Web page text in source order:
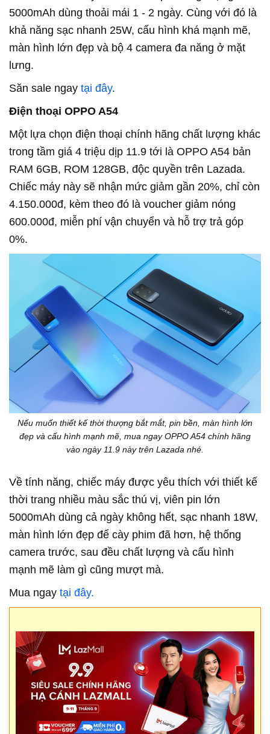
5000mAh dùng thoải mái 1 - 2 ngày. Cùng với đó là
khả năng sạc nhanh 25W, cấu hình khá mạnh mẽ,
màn hình lớn đẹp và bộ 4 camera đa năng ở mặt
lưng.
Săn sale ngay tại đây.
Điện thoại OPPO A54
Một lựa chọn điện thoại chính hãng chất lượng khác
trong tầm giá 4 triệu dịp 11.9 tới là OPPO A54 bản
RAM 6GB, ROM 128GB, độc quyền trên Lazada.
Chiếc máy này sẽ nhận mức giảm gần 20%, chỉ còn
4.150.000đ, kèm theo đó là voucher giảm nóng
600.000đ, miễn phí vận chuyển và hỗ trợ trả góp
0%.
Nếu muốn thiết kế thời thượng bắt mắt, pin bền, màn hình lớn
đẹp và cấu hình mạnh mẽ, mua ngay OPPO A54 chính hãng
vào ngày 11.9 này trên Lazada nhé.
Về tính năng, chiếc máy được yêu thích với thiết kế
thời trang nhiều màu sắc thú vị, viên pin lớn
5000mAh dùng cả ngày không hết, sạc nhanh 18W,
màn hình lớn đẹp để cày phim đã hơn, hệ thống
camera trước, sau đều chất lượng và cấu hình
mạnh mẽ làm gì cũng mượt mà.
Mua ngay tại đây.